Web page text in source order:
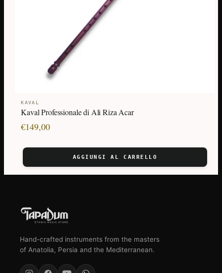
KAVAL
Kaval Professionale di Ali Riza Acar
€149,00
AGGIUNGI AL CARRELLO
Hand-crafted instruments from the masters
of Anatolia, Persia and the Mediterranean.